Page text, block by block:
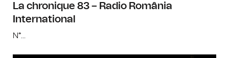
La chronique 83 – Radio România
International
N°...